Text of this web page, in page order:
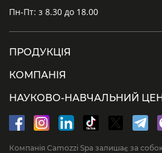
Пн-Пт: з 8.30 до 18.00
ПРОДУКЦІЯ
КОМПАНІЯ
НАУКОВО-НАВЧАЛЬНИЙ
Компанія Camozzi Spa залишає за